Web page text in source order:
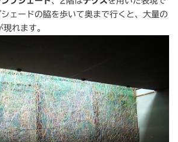
ェードの脇を歩いて奥まで行くと、大量の
れます。